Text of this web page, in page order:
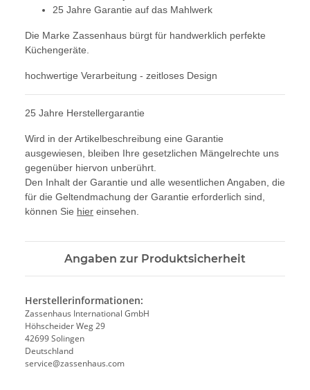
25 Jahre Garantie auf das Mahlwerk
Die Marke Zassenhaus bürgt für handwerklich perfekte
Küchengeräte.
hochwertige Verarbeitung - zeitloses Design
25 Jahre Herstellergarantie
Wird in der Artikelbeschreibung eine Garantie
ausgewiesen, bleiben Ihre gesetzlichen Mängelrechte uns
gegenüber hiervon unberührt.
Den Inhalt der Garantie und alle wesentlichen Angaben, die
für die Geltendmachung der Garantie erforderlich sind,
können Sie hier einsehen.
Angaben zur Produktsicherheit
Herstellerinformationen:
Zassenhaus International GmbH
Höhscheider Weg 29
42699 Solingen
Deutschland
service@zassenhaus.com